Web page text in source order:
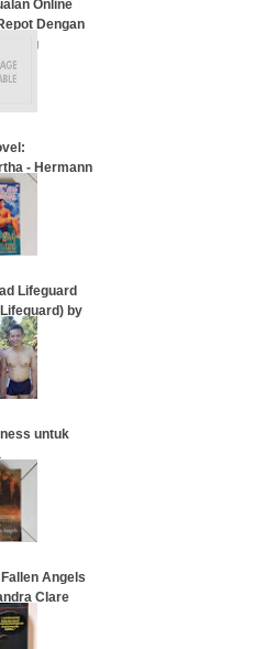
Online
Dengan
- Hermann
Lifeguard
by
untuk
Angels
Clare